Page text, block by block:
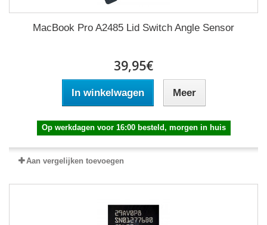
MacBook Pro A2485 Lid Switch Angle Sensor
39,95€
In winkelwagen Meer
Op werkdagen voor 16:00 besteld, morgen in huis
Aan vergelijken toevoegen